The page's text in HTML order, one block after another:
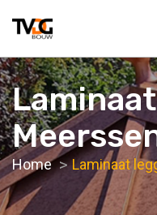
Home Laminaat